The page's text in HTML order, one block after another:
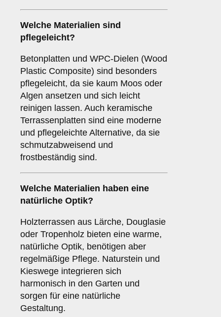
Welche Materialien sind
pflegeleicht?
Betonplatten und WPC-Dielen (Wood
Plastic Composite) sind besonders
pflegeleicht, da sie kaum Moos oder
Algen ansetzen und sich leicht
reinigen lassen. Auch keramische
Terrassenplatten sind eine moderne
und pflegeleichte Alternative, da sie
schmutzabweisend und
frostbeständig sind.
Welche Materialien haben eine
natürliche Optik?
Holzterrassen aus Lärche, Douglasie
oder Tropenholz bieten eine warme,
natürliche Optik, benötigen aber
regelmäßige Pflege. Naturstein und
Kieswege integrieren sich
harmonisch in den Garten und
sorgen für eine natürliche
Gestaltung.